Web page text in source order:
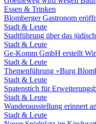
Essen & Trinken
Blomberger Gastronom
Stadt & Leute
Stadtführung über das
Stadt & Leute
Ge-Komm GmbH erstellt
Stadt & Leute
Themenführung »Burg
Stadt & Leute
Spatenstich für
Stadt & Leute
Wanderausstellung erinnert
Stadt & Leute